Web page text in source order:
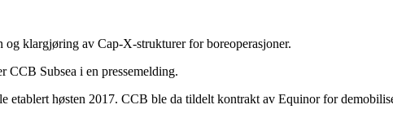
klargjøring av Cap-X-strukturer for boreoperasjoner.
CCB Subsea i en pressemelding.
etablert høsten 2017. CCB ble da tildelt kontrakt av Equinor for